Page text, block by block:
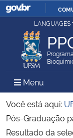
Ministério da Justiça e
Ministério da Defesa
Ministério das Relações
Ministério da Economia
LANGUAGES
Menu
Você está aqui:
Pós-Graduação
Resultado da